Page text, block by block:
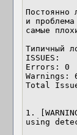
и
самые
Типичный
ISSUES:
Errors: 0
Warnings:
Total
1.
using